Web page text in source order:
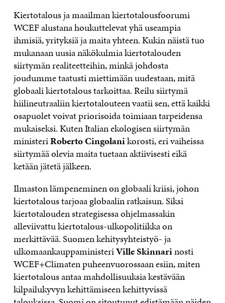
Kiertotalous ja maailman kiertotalousfoorumi
WCEF alustana houkuttelevat yhä useampia
ihmisiä, yrityksiä ja maita yhteen. Kukin näistä tuo
mukanaan uusia näkökulmia kiertotalouden
siirtymän realiteetteihin, minkä johdosta
joudumme taatusti miettimään uudestaan, mitä
globaali kiertotalous tarkoittaa. Reilu siirtymä
hiilineutraaliin kiertotalouteen vaatii sen, että kaikki
osapuolet voivat priorisoida toimiaan tarpeidensa
mukaiseksi. Kuten Italian ekologisen siirtymän
ministeriRoberto Cingolanikorosti, eri vaiheissa
siirtymää olevia maita tuetaan aktiivisesti eikä
ketään jätetä jälkeen.
Ilmaston lämpeneminen on globaali kriisi, johon
kiertotalous tarjoaa globaalin ratkaisun. Siksi
kiertotalouden strategisessa ohjelmassakin
alleviivattu kiertotalous-ulkopolitiikka on
merkittävää. Suomen kehitysyhteistyö- ja
ulkomaankauppaministeriVille Skinnarinosti
WCEF+Climaten puheenvuorossaan esiin, miten
kiertotalous antaa mahdollisuuksia kestävään
kilpailukyvyn kehittämiseen kehittyvissä